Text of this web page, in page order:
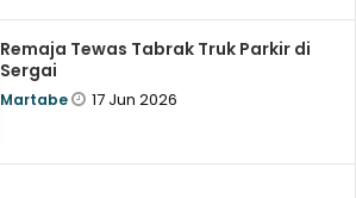
Remaja Tewas Tabrak Truk Parkir di
Sergai
Martabe 17 Jun 2026